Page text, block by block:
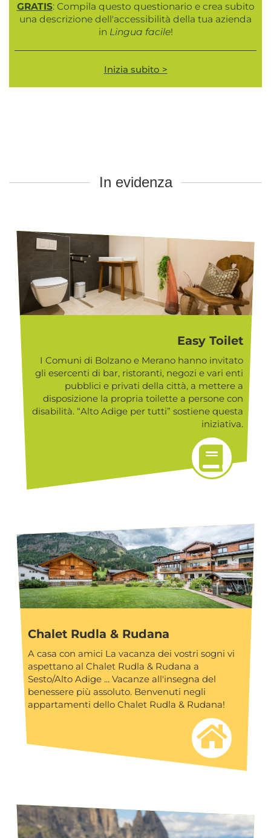
GRATIS: Compila questo questionario e crea subito
una descrizione dell'accessibilità della tua azienda
in Lingua facile!
Inizia subito >
In evidenza
Easy Toilet
I Comuni di Bolzano e Merano hanno invitato
gli esercenti di bar, ristoranti, negozi e vari enti
pubblici e privati della città, a mettere a
disposizione la propria toilette a persone con
disabilità. “Alto Adige per tutti” sostiene questa
iniziativa.
Chalet Rudla & Rudana
A casa con amici La vacanza dei vostri sogni vi
aspettano al Chalet Rudla & Rudana a
Sesto/Alto Adige ... Vacanze all'insegna del
benessere più assoluto. Benvenuti negli
appartamenti dello Chalet Rudla & Rudana!